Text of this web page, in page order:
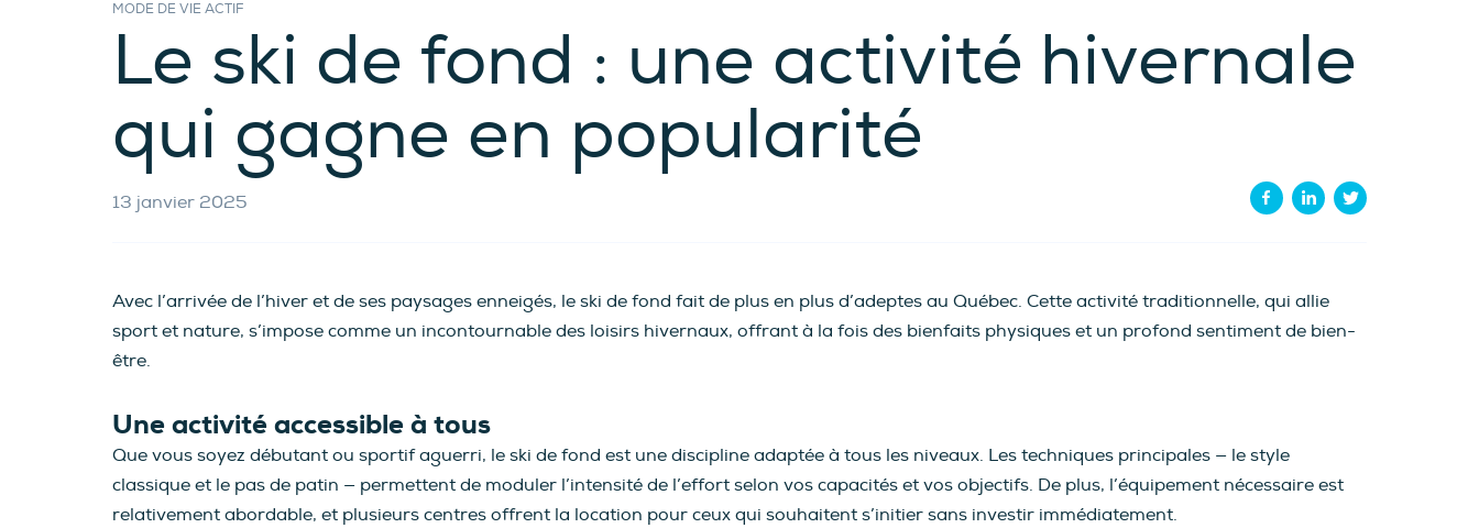
MODE DE VIE ACTIF
Le ski de fond : une activité hivernale
qui gagne en popularité
13 janvier 2025
Avec l’arrivée de l’hiver et de ses paysages enneigés, le ski de fond fait de plus en plus d’adeptes au Québec. Cette activité traditionnelle, qui allie
sport et nature, s’impose comme un incontournable des loisirs hivernaux, offrant à la fois des bienfaits physiques et un profond sentiment de bien-
être.
Une activité accessible à tous
Que vous soyez débutant ou sportif aguerri, le ski de fond est une discipline adaptée à tous les niveaux. Les techniques principales — le style
classique et le pas de patin — permettent de moduler l’intensité de l’effort selon vos capacités et vos objectifs. De plus, l’équipement nécessaire est
relativement abordable, et plusieurs centres offrent la location pour ceux qui souhaitent s’initier sans investir immédiatement.